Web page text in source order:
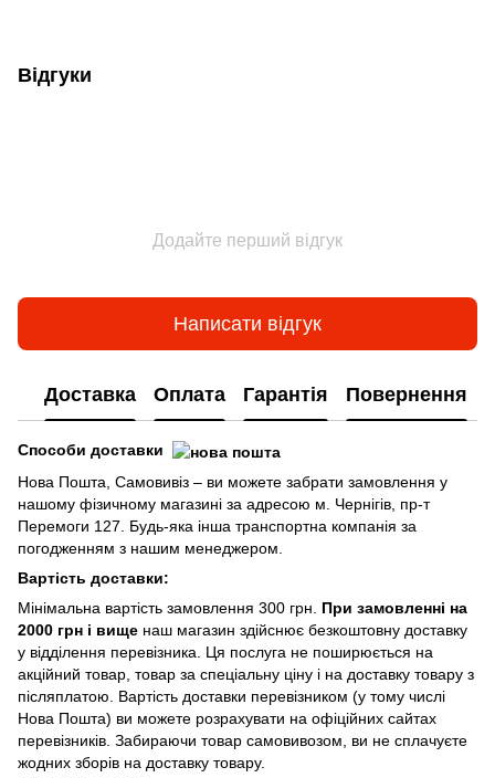
Відгуки
Додайте перший відгук
Написати відгук
Доставка Оплата Гарантія Повернення
Способи доставки
Нова Пошта, Самовивіз – ви можете забрати замовлення у
нашому фізичному магазині за адресою м. Чернігів, пр-т
Перемоги 127. Будь-яка інша транспортна компанія за
погодженням з нашим менеджером.
Вартість доставки:
Мінімальна вартість замовлення 300 грн. При замовленні на
2000 грн і вище наш магазин здійснює безкоштовну доставку
у відділення перевізника. Ця послуга не поширюється на
акційний товар, товар за спеціальну ціну і на доставку товару з
післяплатою. Вартість доставки перевізником (у тому числі
Нова Пошта) ви можете розрахувати на офіційних сайтах
перевізників. Забираючи товар самовивозом, ви не сплачуєте
жодних зборів на доставку товару.